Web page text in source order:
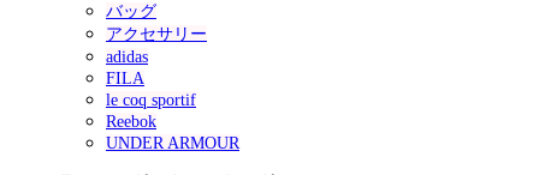
バッグ
アクセサリー
adidas
FILA
le coq sportif
Reebok
UNDER ARMOUR